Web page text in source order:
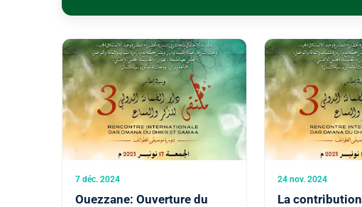
7 déc. 2024
Ouezzane: Ouverture du
24 nov. 2024
La